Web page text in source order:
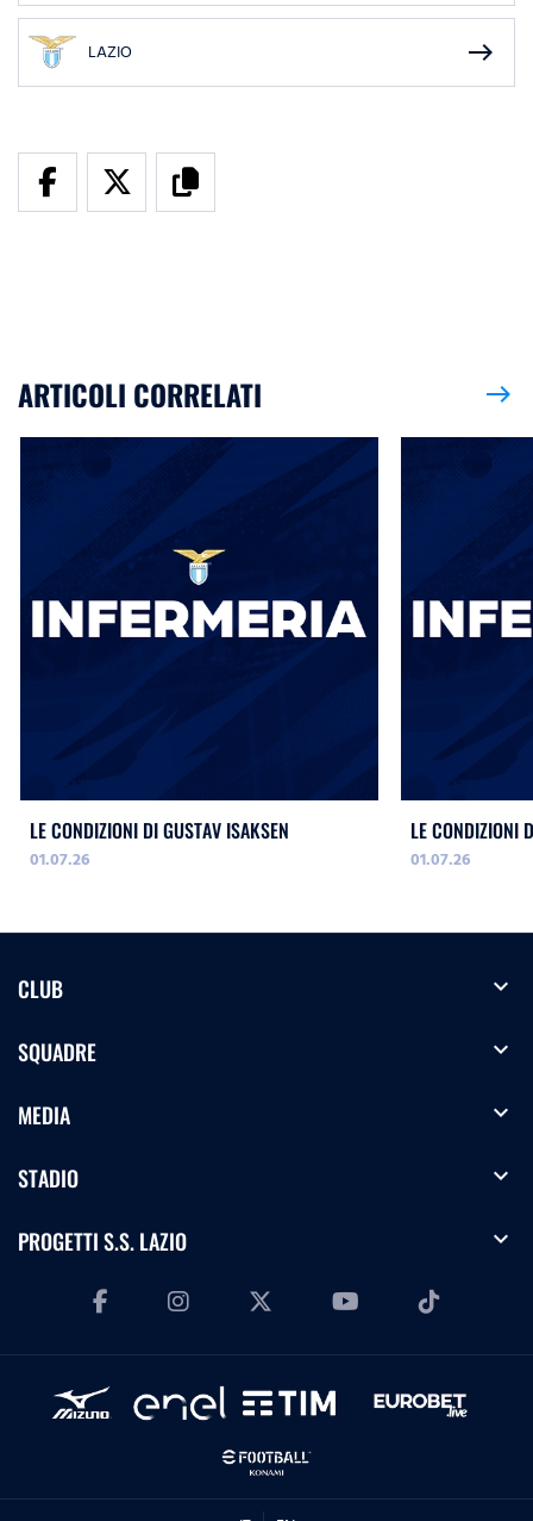
LAZIO east
ARTICOLI CORRELATI east
LE CONDIZIONI DI GUSTAV ISAKSEN
01.07.26
LE CONDIZIONI
01.07.26
CLUB expand_more
SQUADRE expand_more
MEDIA expand_more
STADIO expand_more
PROGETTI S.S. LAZIO expand_more